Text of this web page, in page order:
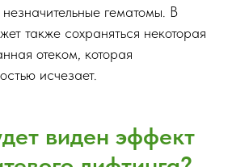
гематомы. В
также сохраняться некоторая
отеком, которая
исчезает.
виден эффект